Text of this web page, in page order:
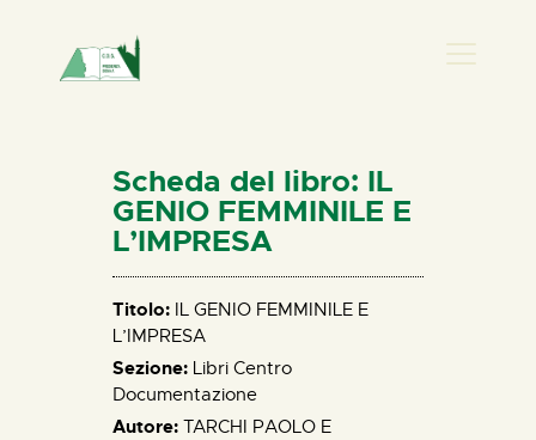
HOME
CHI SIAMO
NEWS
PERCORSI
BIBLIOTECA
ELISA SALERNO
CONTATTI
Scheda del libro: IL
GENIO FEMMINILE E
L’IMPRESA
Titolo: IL GENIO FEMMINILE E
L’IMPRESA
Sezione: Libri Centro
Documentazione
Autore: TARCHI PAOLO E